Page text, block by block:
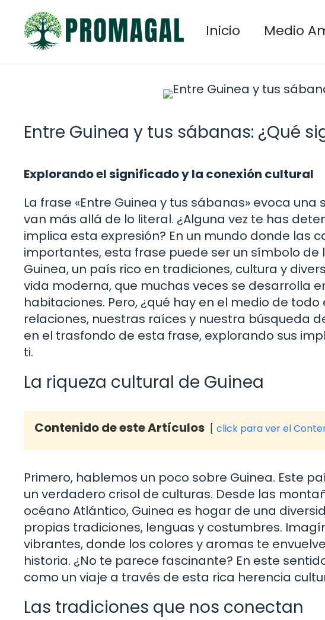
contenido
Inicio Medio
Entre Guinea y tus sábanas: ¿Qué
Explorando el significado y la conexión cultural
La frase «Entre Guinea y tus sábanas» evoca
van más allá de lo literal. ¿Alguna vez te has
implica esta expresión? En un mundo donde las
importantes, esta frase puede ser un símbolo
Guinea, un país rico en tradiciones, cultura y
vida moderna, que muchas veces se desarrolla
habitaciones. Pero, ¿qué hay en el medio de
relaciones, nuestras raíces y nuestra búsqueda
en el trasfondo de esta frase, explorando sus
ti.
La riqueza cultural de Guinea
Contenido de este Artículos click para ver el
Primero, hablemos un poco sobre Guinea. Este
un verdadero crisol de culturas. Desde las
océano Atlántico, Guinea es hogar de una
propias tradiciones, lenguas y costumbres.
vibrantes, donde los colores y aromas te
historia. ¿No te parece fascinante? En este
como un viaje a través de esta rica herencia
Las tradiciones que nos conectan